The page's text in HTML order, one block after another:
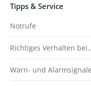
Tipps & Service
Notrufe
Richtiges Verhalten
Warn- und Alarmsignale